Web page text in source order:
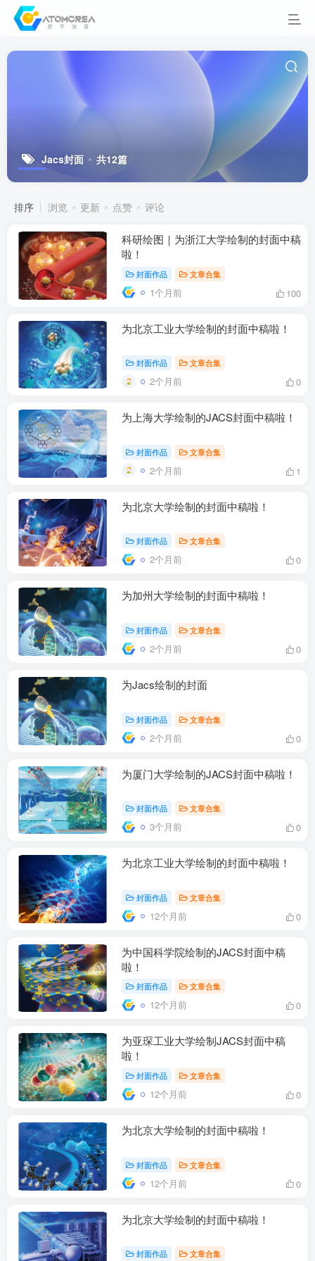
Jacs封面 共12篇
排序 浏览 更新 点赞 评论
科研绘图｜为浙江大学绘制的封面中稿
啦！
封面作品 文章合集
1个月前 100
为北京工业大学绘制的封面中稿啦！
封面作品 文章合集
2个月前 0
为上海大学绘制的JACS封面中稿啦！
封面作品 文章合集
2个月前 1
为北京大学绘制的封面中稿啦！
封面作品 文章合集
2个月前 0
为加州大学绘制的封面中稿啦！
封面作品 文章合集
2个月前 0
为Jacs绘制的封面
封面作品 文章合集
2个月前 0
为厦门大学绘制的JACS封面中稿啦！
封面作品 文章合集
3个月前 0
为北京工业大学绘制的封面中稿啦！
封面作品 文章合集
12个月前 0
为中国科学院绘制的JACS封面中稿
啦！
封面作品 文章合集
12个月前 0
为亚琛工业大学绘制JACS封面中稿
啦！
封面作品 文章合集
12个月前 0
为北京大学绘制的封面中稿啦！
封面作品 文章合集
12个月前 0
为北京大学绘制的封面中稿啦！
封面作品 文章合集